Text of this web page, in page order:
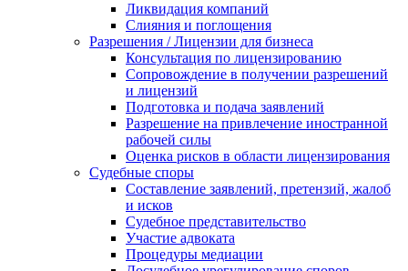
Ликвидация компаний
Слияния и поглощения
Разрешения / Лицензии для бизнеса
Консультация по лицензированию
Сопровождение в получении разрешений
и лицензий
Подготовка и подача заявлений
Разрешение на привлечение иностранной
рабочей силы
Оценка рисков в области лицензирования
Судебные споры
Составление заявлений, претензий, жалоб
и исков
Судебное представительство
Участие адвоката
Процедуры медиации